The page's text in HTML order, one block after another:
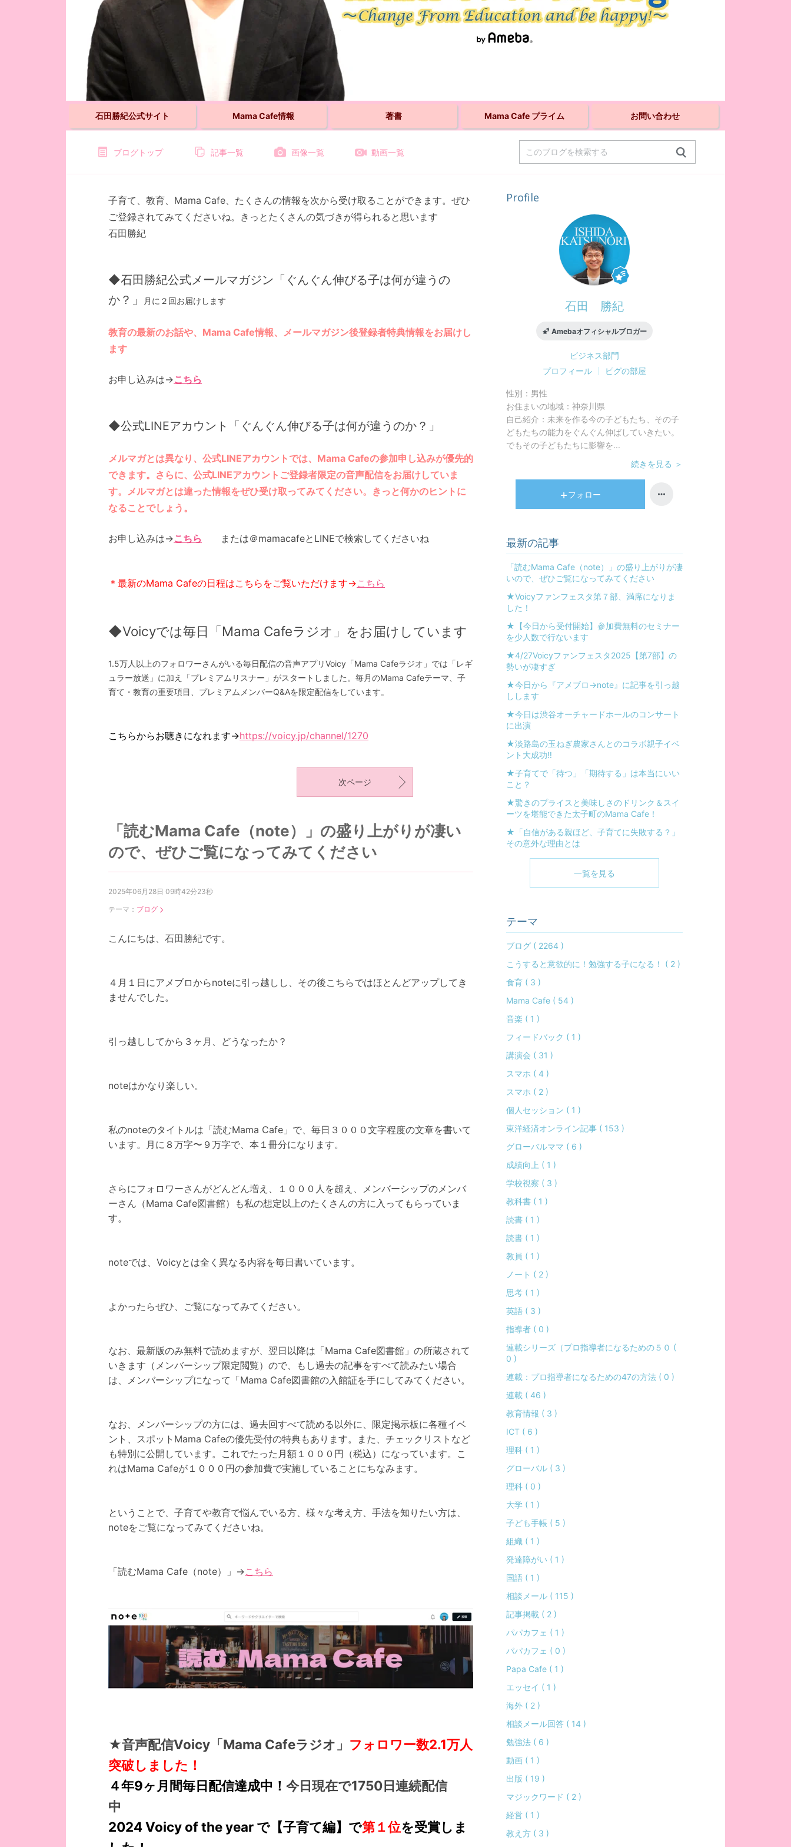
ブログトップ 記事一覧 画像一覧 動画一覧
子育て、教育、Mama Cafe、たくさんの情報を次から受け取ることができます。ぜひ
ご登録されてみてくださいね。きっとたくさんの気づきが得られると思います
石田勝紀
◆石田勝紀公式メールマガジン「ぐんぐん伸びる子は何が違うの
か？」
月に２回お届けします
教育の最新のお話や、Mama Cafe情報、メールマガジン後登録者特典情報をお届けし
ます
お申し込みは→こちら
◆公式LINEアカウント「ぐんぐん伸びる子は何が違うのか？」
メルマガとは異なり、公式LINEアカウントでは、Mama Cafeの参加申し込みが優先的
できます。さらに、公式LINEアカウントご登録者限定の音声配信をお届けしていま
す。メルマガとは違った情報をぜひ受け取ってみてください。きっと何かのヒントに
なることでしょう。
お申し込みは→こちら または＠mamacafeとLINEで検索してくださいね
＊最新のMama Cafeの日程はこちらをご覧いただけます→こちら
◆Voicyでは毎日「Mama Cafeラジオ」をお届けしています
1.5万人以上のフォロワーさんがいる毎日配信の音声アプリVoicy「Mama Cafeラジオ」では「レギ
ュラー放送」に加え「プレミアムリスナー」がスタートしました。毎月のMama Cafeテーマ、子
育て・教育の重要項目、プレミアムメンバーQ&Aを限定配信をしています。
こちらからお聴きになれます→https://voicy.jp/channel/1270
次ページ
「読むMama Cafe（note）」の盛り上がりが凄い
ので、ぜひご覧になってみてください
2025年06月28日 09時42分23秒
テーマ： ブログ
こんにちは、石田勝紀です。
４月１日にアメブロからnoteに引っ越しし、その後こちらではほとんどアップしてき
ませんでした。
引っ越ししてから３ヶ月、どうなったか？
noteはかなり楽しい。
私のnoteのタイトルは「読むMama Cafe」で、毎日３０００文字程度の文章を書いて
います。月に８万字〜９万字で、本１冊分になります。
さらにフォロワーさんがどんどん増え、１０００人を超え、メンバーシップのメンバ
ーさん（Mama Cafe図書館）も私の想定以上のたくさんの方に入ってもらっていま
す。
noteでは、Voicyとは全く異なる内容を毎日書いています。
よかったらぜひ、ご覧になってみてください。
なお、最新版のみ無料で読めますが、翌日以降は「Mama Cafe図書館」の所蔵されて
いきます（メンバーシップ限定閲覧）ので、もし過去の記事をすべて読みたい場合
は、メンバーシップになって「Mama Cafe図書館の入館証を手にしてみてください。
なお、メンバーシップの方には、過去回すべて読める以外に、限定掲示板に各種イベ
ント、スポットMama Cafeの優先受付の特典もあります。また、チェックリストなど
も特別に公開しています。これでたった月額１０００円（税込）になっています。こ
れはMama Cafeが１０００円の参加費で実施していることにちなみます。
ということで、子育てや教育で悩んでいる方、様々な考え方、手法を知りたい方は、
noteをご覧になってみてくださいね。
「読むMama Cafe（note）」→こちら
★音声配信Voicy「Mama Cafeラジオ」 フォロワー数2.1万人
突破しました！
４年9ヶ月間毎日配信達成中！ 今日現在で1750日連続配信
中
2024 Voicy of the year で【子育て編】で第１位を受賞しま
Profile
石田 勝紀
Amebaオフィシャルブロガー
ビジネス部門
プロフィール
ピグの部屋
性別： 男性
お住まいの地域： 神奈川県
自己紹介： 未来を作る今の子どもたち、その子
どもたちの能力をぐんぐん伸ばしていきたい。
でもその子どもたちに影響を...
続きを見る ＞
フォロー
最新の記事
「読むMama Cafe（note）」の盛り上がりが凄
いので、ぜひご覧になってみてください
★Voicyファンフェスタ第７部、満席になりま
した！
★【今日から受付開始】参加費無料のセミナー
を少人数で行ないます
★4/27Voicyファンフェスタ2025【第7部】の
勢いが凄すぎ
★今日から『アメブロ→note』に記事を引っ越
しします
★今日は渋谷オーチャードホールのコンサート
に出演
★淡路島の玉ねぎ農家さんとのコラボ親子イベ
ント大成功‼️
★子育てで「待つ」「期待する」は本当にいい
こと？
★驚きのプライスと美味しさのドリンク＆スイ
ーツを堪能できた太子町のMama Cafe！
★「自信がある親ほど、子育てに失敗する？」
その意外な理由とは
一覧を見る
テーマ
ブログ ( 2264 )
こうすると意欲的に！勉強する子になる！ ( 2 )
食育 ( 3 )
Mama Cafe ( 54 )
音楽 ( 1 )
フィードバック ( 1 )
講演会 ( 31 )
スマホ ( 4 )
スマホ ( 2 )
個人セッション ( 1 )
東洋経済オンライン記事 ( 153 )
グローバルママ ( 6 )
成績向上 ( 1 )
学校視察 ( 3 )
教科書 ( 1 )
読書 ( 1 )
読書 ( 1 )
教員 ( 1 )
ノート ( 2 )
思考 ( 1 )
英語 ( 3 )
指導者 ( 0 )
連載シリーズ（プロ指導者になるための５０ (
0 )
連載：プロ指導者になるための47の方法 ( 0 )
連載 ( 46 )
教育情報 ( 3 )
ICT ( 6 )
理科 ( 1 )
グローバル ( 3 )
理科 ( 0 )
大学 ( 1 )
子ども手帳 ( 5 )
組織 ( 1 )
発達障がい ( 1 )
国語 ( 1 )
相談メール ( 115 )
記事掲載 ( 2 )
パパカフェ ( 1 )
パパカフェ ( 0 )
Papa Cafe ( 1 )
エッセイ ( 1 )
海外 ( 2 )
相談メール回答 ( 14 )
勉強法 ( 6 )
動画 ( 1 )
出版 ( 19 )
マジックワード ( 2 )
経営 ( 1 )
教え方 ( 3 )
石田勝紀公式サイト Mama Cafe情報 著書 Mama Cafe プライム お問い合わせ